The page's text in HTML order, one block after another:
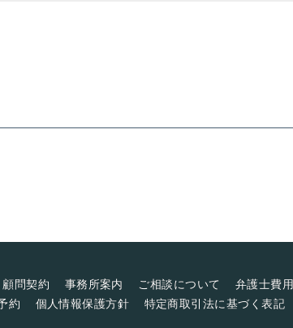
顧問契約 事務所案内 ご相談について 弁護士費用
約 個人情報保護方針 特定商取引法に基づく表記